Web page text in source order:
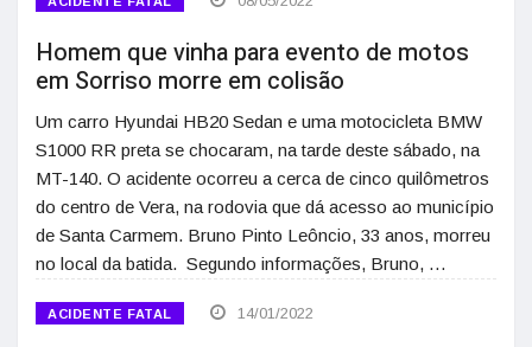
Homem que vinha para evento de motos
em Sorriso morre em colisão
Um carro Hyundai HB20 Sedan e uma motocicleta BMW
S1000 RR preta se chocaram, na tarde deste sábado, na
MT-140. O acidente ocorreu a cerca de cinco quilômetros
do centro de Vera, na rodovia que dá acesso ao município
de Santa Carmem. Bruno Pinto Leôncio, 33 anos, morreu
no local da batida. Segundo informações, Bruno, …
ACIDENTE FATAL 14/01/2022